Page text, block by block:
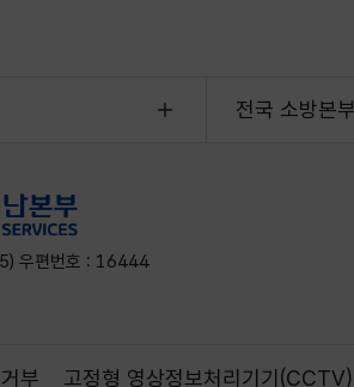
전국 소방본부
우편번호 : 16444
부 고정형 영상정보처리기기